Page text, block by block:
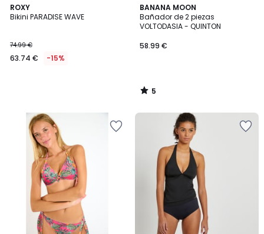
ROXY
Bikini PARADISE WAVE
74.99 €
63.74 € -15%
BANANA MOON
Bañador de 2 piezas
VOLTODASIA - QUINTON
58.99 €
5
/
5
5
/